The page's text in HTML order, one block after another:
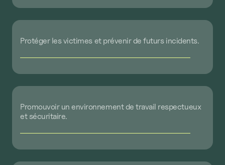
Protéger lesvictimes et prévenirde futurs incidents.
Promouvoir un environnement de travail respectueux
et sécuritaire.